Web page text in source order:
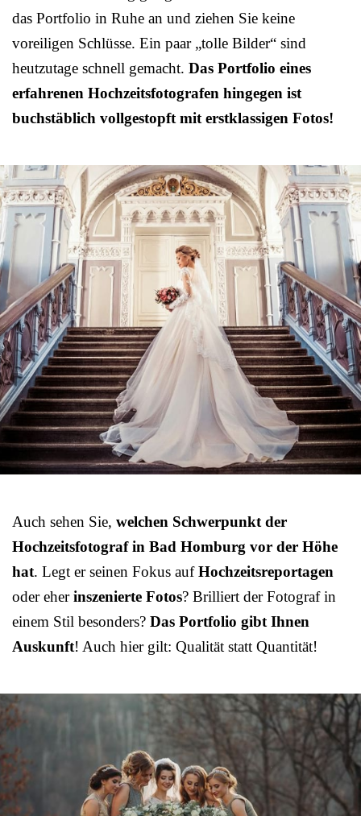
das Portfolio in Ruhe an und ziehen Sie keine
voreiligen Schlüsse. Ein paar „tolle Bilder“ sind
heutzutage schnell gemacht. Das Portfolio eines
erfahrenen Hochzeitsfotografen hingegen ist
buchstäblich vollgestopft mit erstklassigen Fotos!
Auch sehen Sie, welchen Schwerpunkt der
Hochzeitsfotograf in Bad Homburg vor der Höhe
hat. Legt er seinen Fokus aufHochzeitsreportagen
oder eherinszenierte Fotos? Brilliert der Fotograf in
einem Stil besonders? Das Portfolio gibt Ihnen
Auskunft! Auch hier gilt: Qualität statt Quantität!